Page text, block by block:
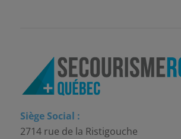
Siège Social :
2714 rue de la Ristigouche